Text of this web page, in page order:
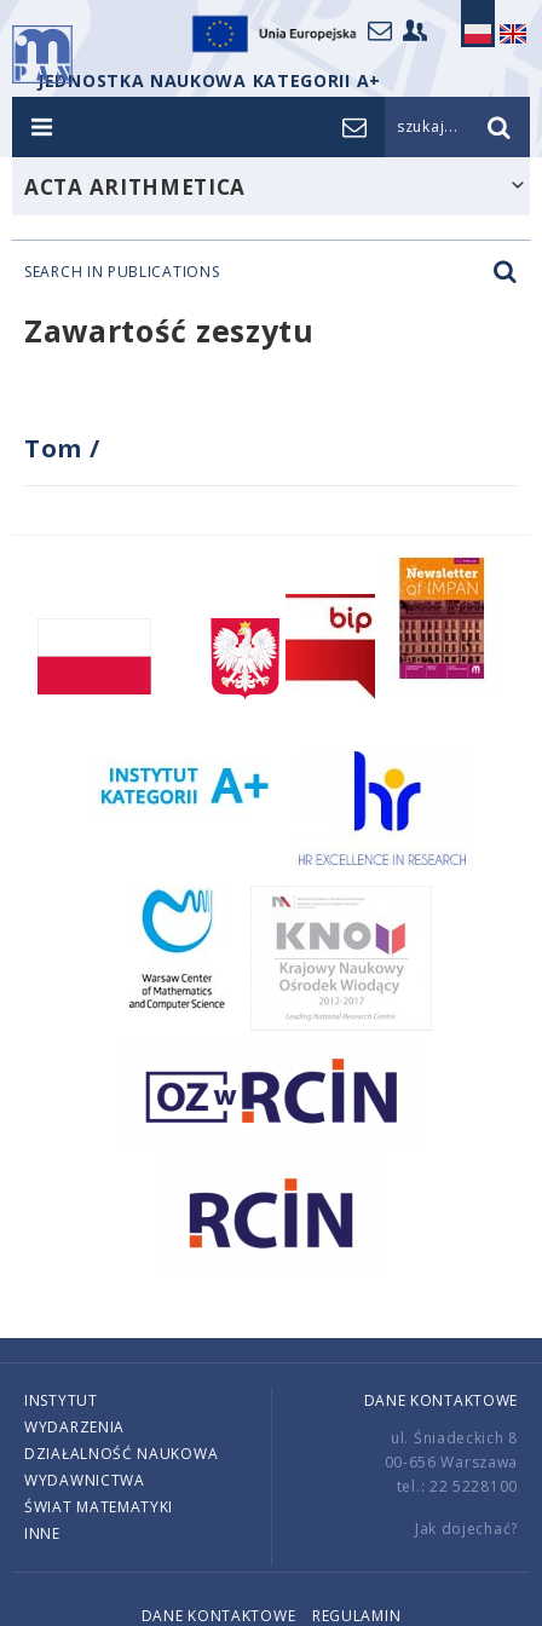
JEDNOSTKA NAUKOWA KATEGORII A+
szukaj...
ACTA ARITHMETICA
SEARCH IN PUBLICATIONS
Zawartość zeszytu
Tom /
INSTYTUT
WYDARZENIA
DZIAŁALNOŚĆ NAUKOWA
WYDAWNICTWA
ŚWIAT MATEMATYKI
INNE
DANE KONTAKTOWE
ul. Śniadeckich 8
00-656 Warszawa
tel.: 22 5228100
Jak dojechać?
DANE KONTAKTOWE REGULAMIN